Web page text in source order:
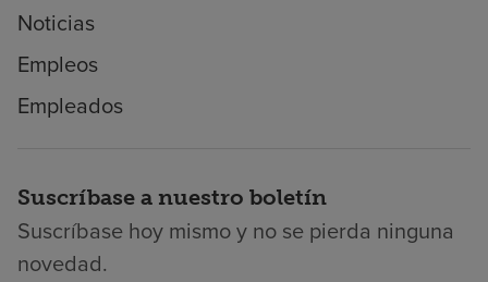
Noticias
Empleos
Empleados
Suscríbase a nuestro boletín
Suscríbase hoy mismo y no se pierda ninguna
novedad.